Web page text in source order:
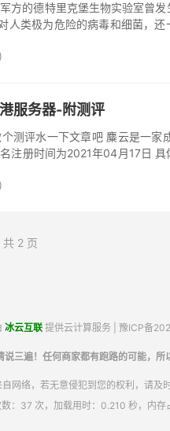
方的德特里克堡生物实验室曾
人类极为危险的病毒和细菌，还
服务器-附测评
测评水一下文章吧 麋云是一家
注册时间为2021年04月17日 具
共 2 页
冰云互联 提供云计算服务 | 豫ICP备
说三遍！任何商家都有跑路的可能，
网络，若无意侵犯到您的权利，请及
：37 次，加载用时：0.210 秒，内